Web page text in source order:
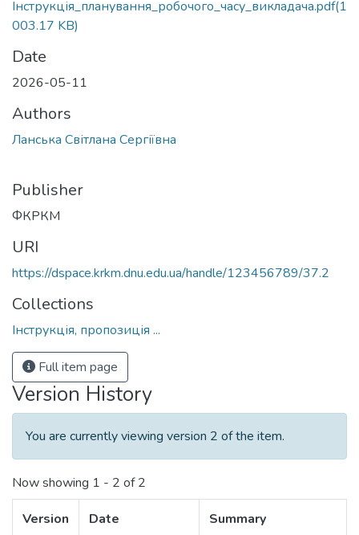
Інструкція_планування_робочого_часу_викладача.pdf(1
003.17 KB)
Date
2026-05-11
Authors
Ланська Світлана Сергіївна
Publisher
ФКРКМ
URI
https://dspace.krkm.dnu.edu.ua/handle/123456789/37.2
Collections
Інструкція, пропозиція ...
Full item page
Version History
You are currently viewing version 2 of the item.
Now showing 1 - 2 of 2
Version Date Summary